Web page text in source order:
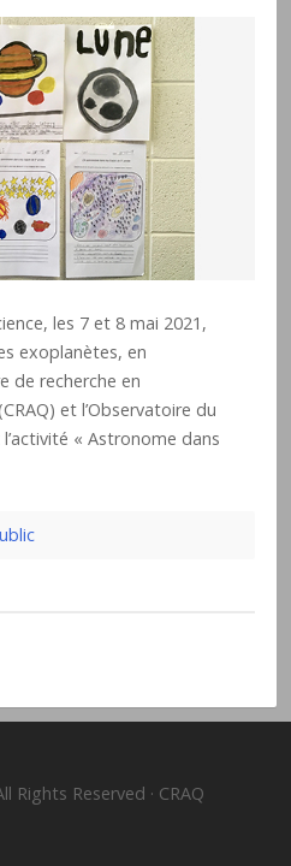
les 7 et 8 mai 2021,
exoplanètes, en
de recherche en
et l’Observatoire du
« Astronome dans
Rights Reserved · CRAQ